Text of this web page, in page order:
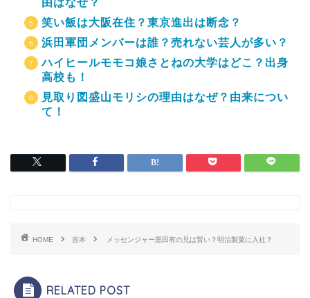
笑い飯は大阪在住？東京進出は断念？
浜田軍団メンバーは誰？売れない芸人が多い？
ハイヒールモモコ娘さとねの大学はどこ？出身
高校も！
見取り図盛山モリシの理由はなぜ？由来につい
て！
HOME 吉本 メッセンジャー黒田有の兄は賢い？明治製菓に入社？
RELATED POST